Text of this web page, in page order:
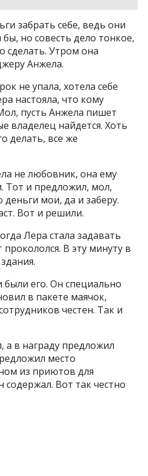
забрать себе, ведь они
но совесть дело тонкое,
сделать. Утром она
Анжела.
не упала, хотела себе
настояла, что кому
пусть Анжела пишет
владелец найдется. Хоть
делать, все же
не любовник, она ему
Тот и предложил, мол,
деньги мои, да и заберу.
Вот и решили.
Лера стала задавать
В эту минуту в
были его. Он специально
в пакете маячок,
честен. Так и
а в награду предложил
место
из приютов для
Вот так честно